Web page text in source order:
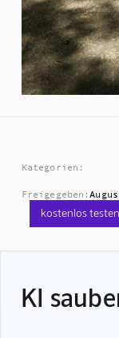
Kategorien:
Freigegeben:
kostenlos testen
KI